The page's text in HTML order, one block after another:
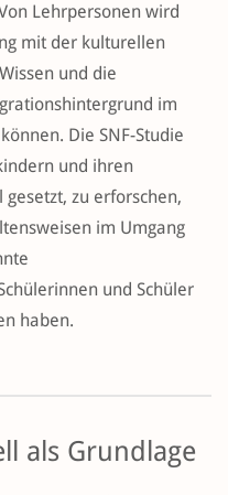
Lehrpersonen wird
mit der kulturellen
und die
im
Die SNF-Studie
und ihren
zu erforschen,
im Umgang
und Schüler
haben.
als Grundlage